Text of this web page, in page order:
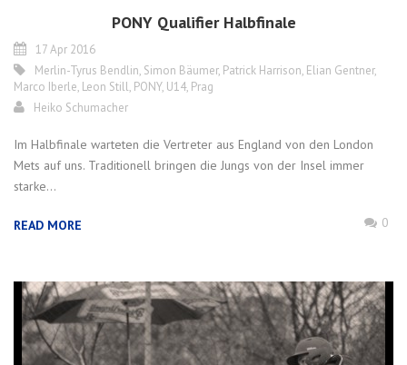
PONY Qualifier Halbfinale
17 Apr 2016
Merlin-Tyrus Bendlin, Simon Bäumer, Patrick Harrison, Elian Gentner,
Marco Iberle, Leon Still, PONY, U14, Prag
Heiko Schumacher
Im Halbfinale warteten die Vertreter aus England von den London
Mets auf uns. Traditionell bringen die Jungs von der Insel immer
starke...
READ MORE 0